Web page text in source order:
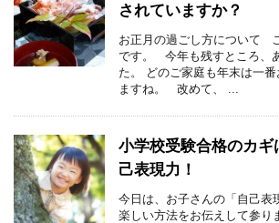
されていますか？
お正月の過ごし方について
です。 今年も残すところ、
た。 どのご家庭も年末は一
ますね。 改めて、 ...
小学校受験合格のカギ
己表現力！
今日は、お子さんの「自己表
楽しい方法をお伝えして参り